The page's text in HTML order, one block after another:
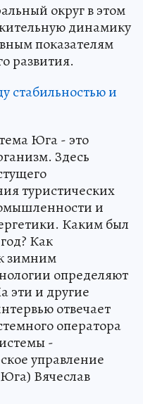
округ в этом
динамику
показателям
развития.
стабильностью и
Юга - это
Здесь
туристических
и
Каким был
Как
зимним
определяют
эти и другие
отвечает
оператора
-
управление
Вячеслав